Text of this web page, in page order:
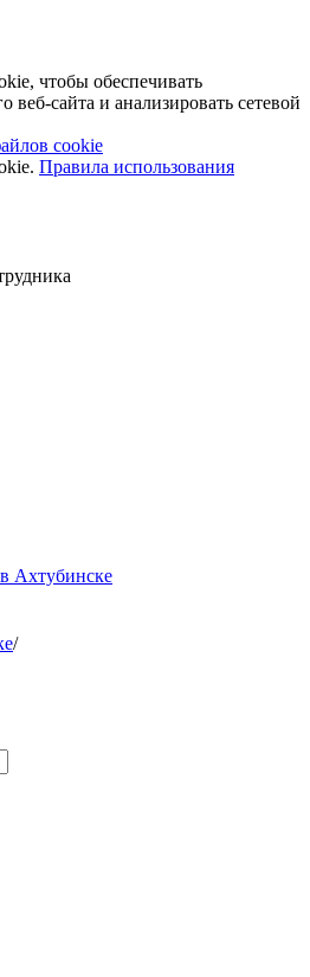
чтобы обеспечивать
веб-сайта и анализировать сетевой
cookie
Правила использования
Ахтубинске
/